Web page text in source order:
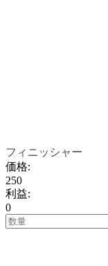
フィニッシャー
価格:
250
利益:
0